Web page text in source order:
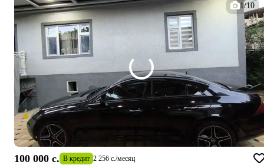
1/10
100 000 c. В кредит 2 256 c. /месяц